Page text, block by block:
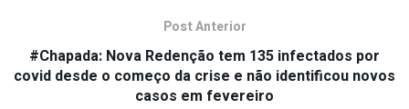
Post Anterior
#Chapada: Nova Redenção tem 135 infectados por
covid desde o começo da crise e não identificou novos
casos em fevereiro